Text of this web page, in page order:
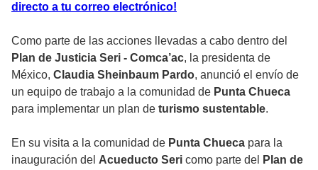
directo a tu correo electrónico!
Como parte de las acciones llevadas a cabo dentro del
Plan de Justicia Seri - Comca’ac, la presidenta de
México, Claudia Sheinbaum Pardo, anunció el envío de
un equipo de trabajo a la comunidad de Punta Chueca
para implementar un plan de turismo sustentable.
En su visita a la comunidad de Punta Chueca para la
inauguración del Acueducto Seri como parte del
Plan de